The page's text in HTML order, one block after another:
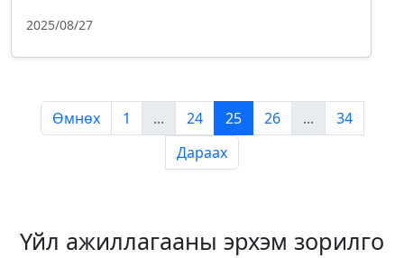
2025/08/27
Өмнөх 1 ... 24 25 26 ...
34
Дараах
Үйл ажиллагааны эрхэм зорилго